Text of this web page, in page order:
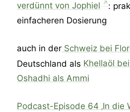
verdünnt von Jophiel
:
einfacheren Dosierung
auch in der Schweiz bei
Deutschland als Khellaöl
Oshadhi als Ammi
Podcast-Episode 64 ‚In die